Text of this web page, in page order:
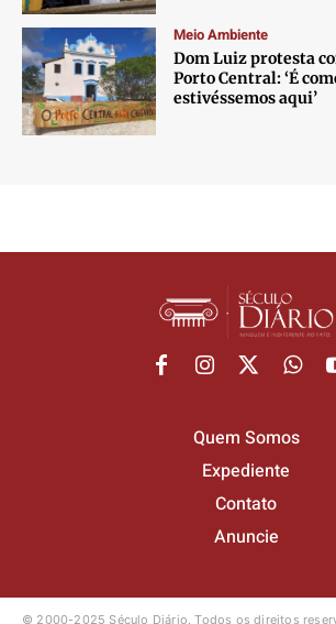
Meio Ambiente
Dom Luiz protesta
Porto Central: ‘É
estivéssemos aqui’
Quem Somos
Expediente
Contato
Anuncie
© 2000-2025 Século Diário.Todos os direitos